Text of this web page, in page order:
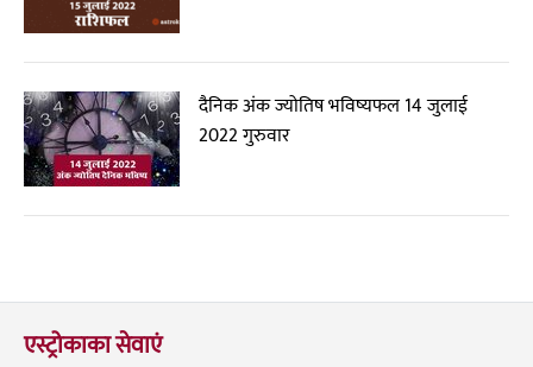
दैनिक अंक ज्योतिष भविष्यफल 14 जुलाई
2022 गुरुवार
एस्ट्रोकाका सेवाएं